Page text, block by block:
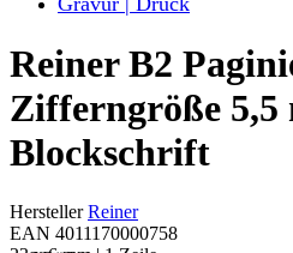
Reiner B2
Zifferngröße 5,5
Blockschrift
HerstellerReiner
EAN 4011170000758